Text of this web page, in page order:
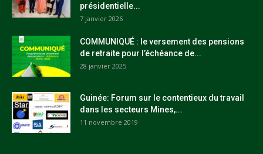
présidentielle...
7 janvier 2026
COMMUNIQUÉ : le versement des pensions
de retraite pour l’échéance de...
28 janvier 2025
Guinée: Forum sur le contentieux du travail
dans les secteurs Mines,...
11 novembre 2019